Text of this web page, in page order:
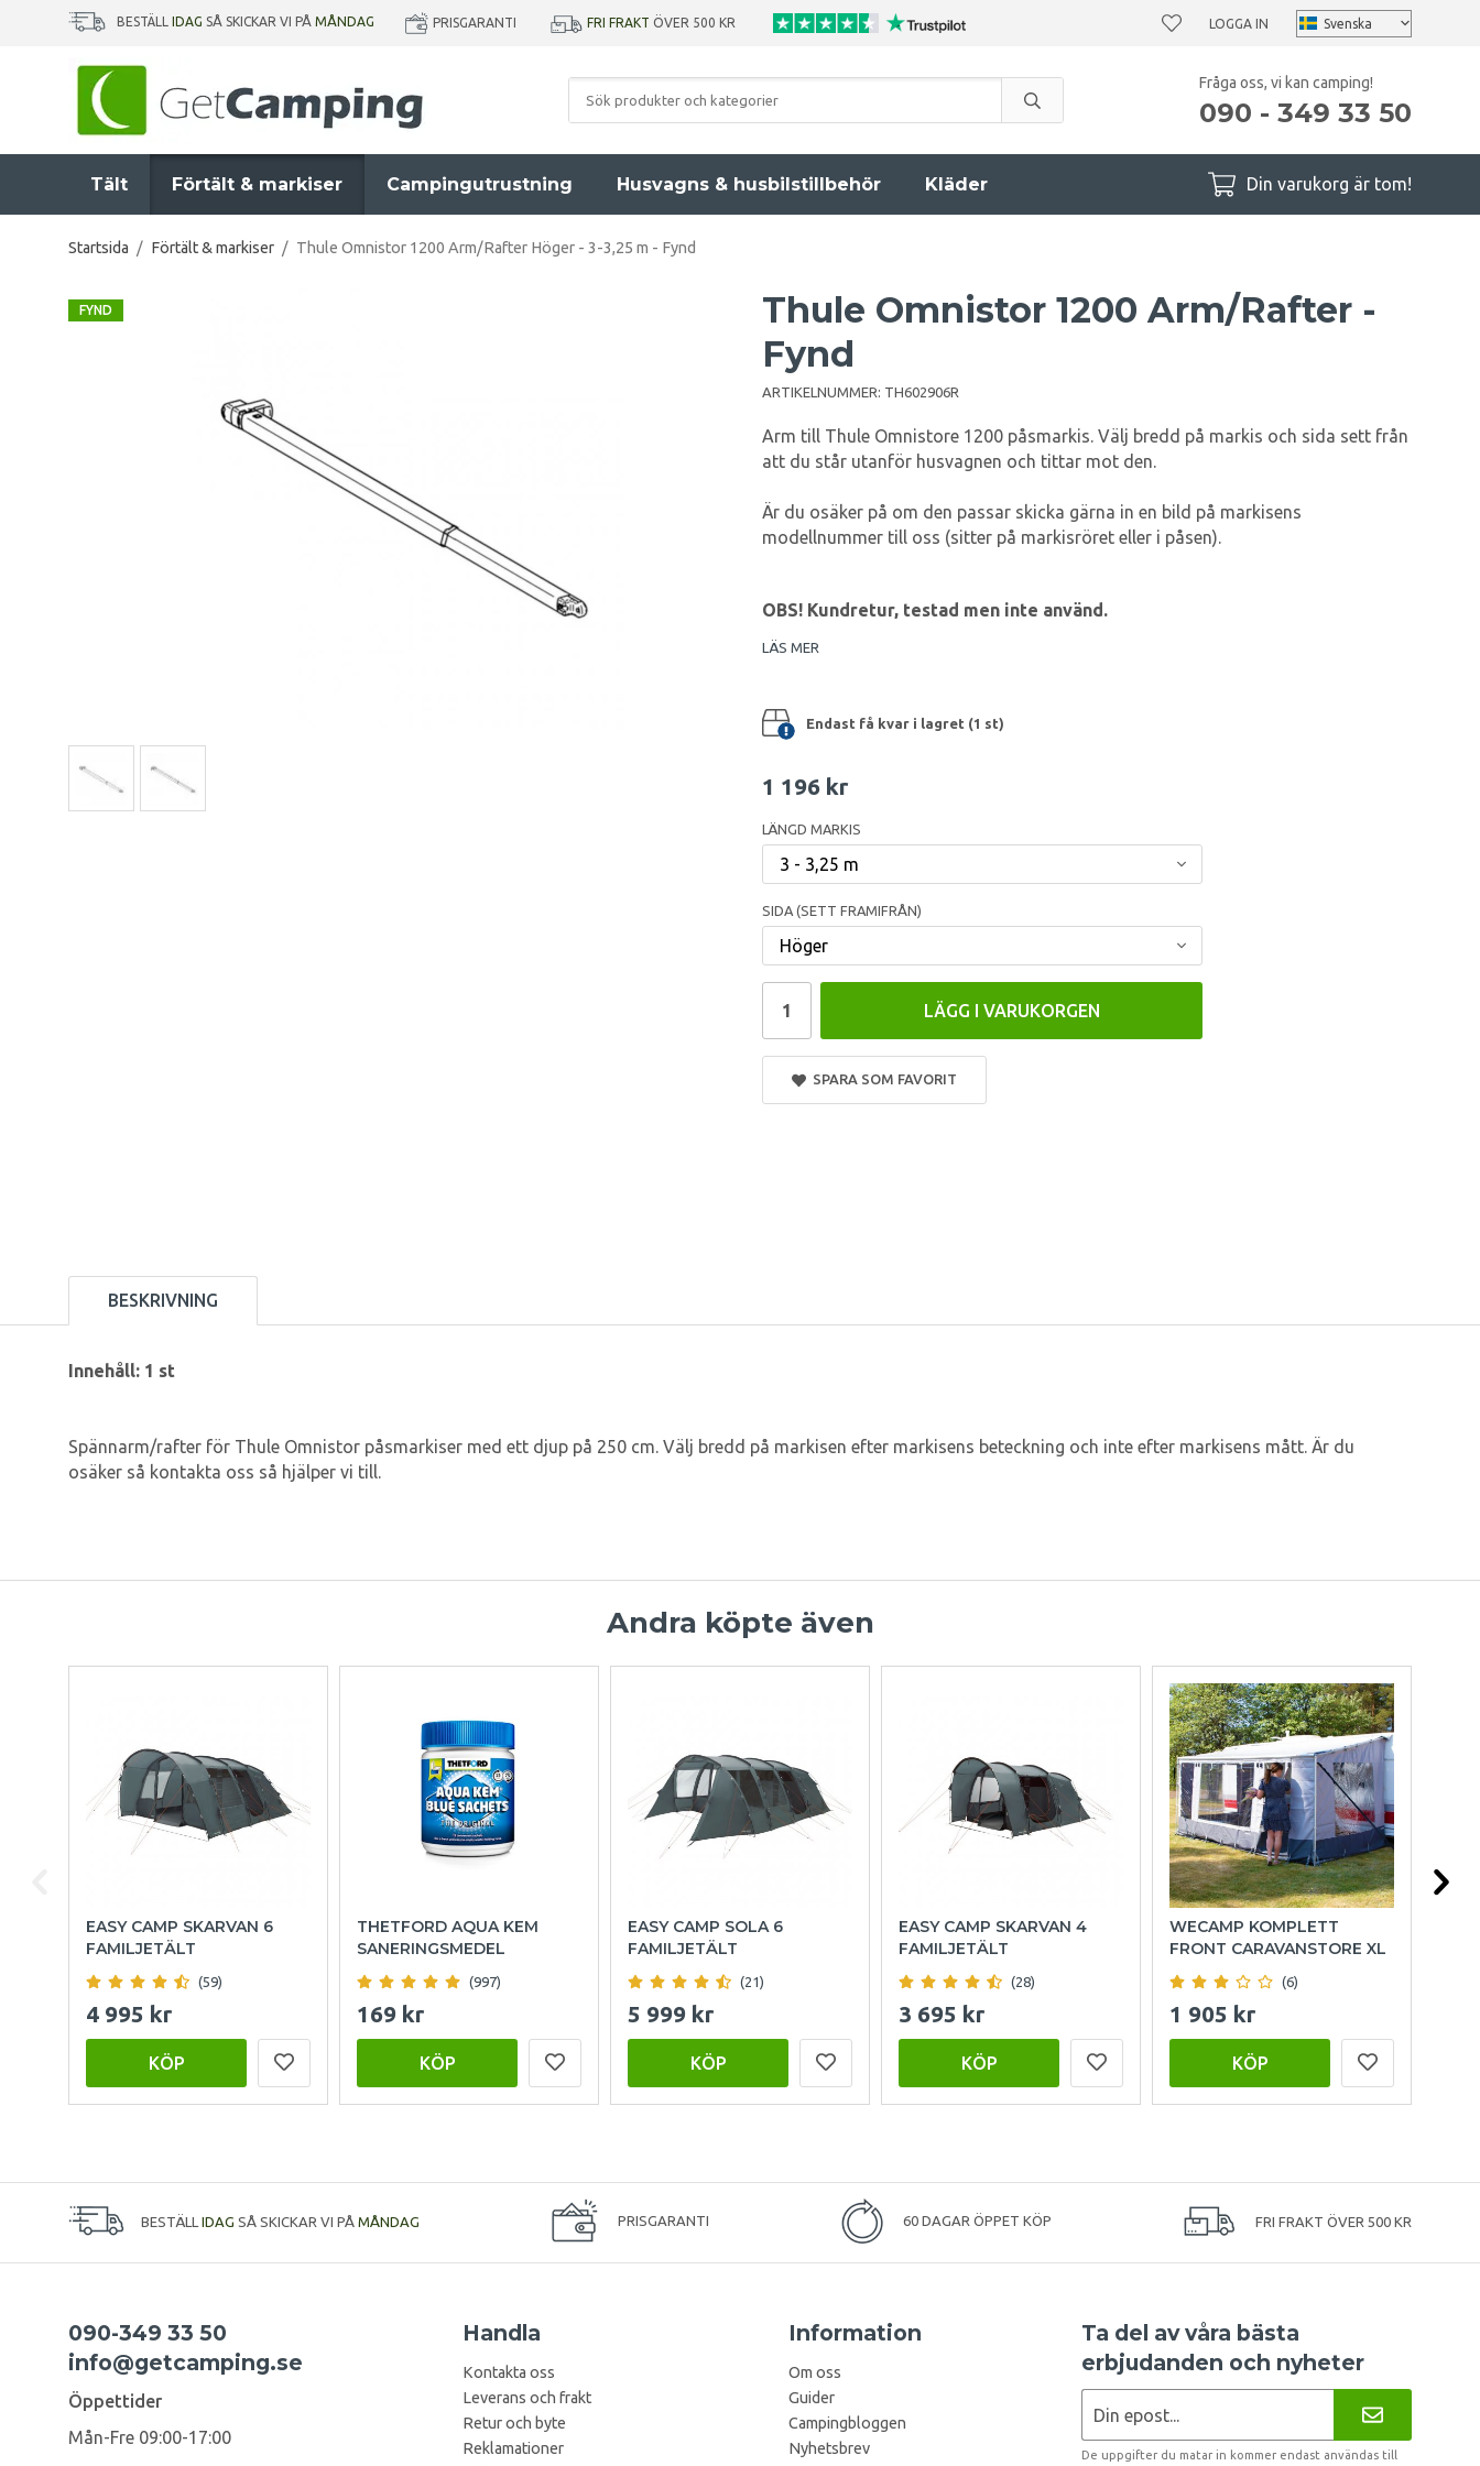
BESTÄLL IDAG SÅ SKICKAR VI PÅ MÅNDAG PRISGARANTI FRI FRAKT ÖVER 500 KR LOGGA IN
Fråga oss, vi kan camping!
090 - 349 33 50
Tält Förtält & markiser Campingutrustning Husvagns & husbilstillbehör Kläder Din varukorg är tom!
Startsida / Förtält & markiser / Thule Omnistor 1200 Arm/Rafter Höger - 3-3,25 m - Fynd
FYND
Thule Omnistor 1200 Arm/Rafter -
Fynd
ARTIKELNUMMER: TH602906R
Arm till Thule Omnistore 1200 påsmarkis. Välj bredd på markis och sida sett från
att du står utanför husvagnen och tittar mot den.
Är du osäker på om den passar skicka gärna in en bild på markisens
modellnummer till oss (sitter på markisröret eller i påsen).
OBS! Kundretur, testad men inte använd.
LÄS MER
Endast få kvar i lagret (1 st)
1 196 kr
LÄNGD MARKIS
SIDA (SETT FRAMIFRÅN)
LÄGG I VARUKORGEN
SPARA SOM FAVORIT
BESKRIVNING
Innehåll: 1 st
Spännarm/rafter för Thule Omnistor påsmarkiser med ett djup på 250 cm. Välj bredd på markisen efter markisens beteckning och inte efter markisens mått. Är du
osäker så kontakta oss så hjälper vi till.
Andra köpte även
EASY CAMP SKARVAN 6
FAMILJETÄLT
(59)
4 995 kr
KÖP
THETFORD AQUA KEM
SANERINGSMEDEL
(997)
169 kr
KÖP
EASY CAMP SOLA 6
FAMILJETÄLT
(21)
5 999 kr
KÖP
EASY CAMP SKARVAN 4
FAMILJETÄLT
(28)
3 695 kr
KÖP
WECAMP KOMPLETT
FRONT CARAVANSTORE XL
(6)
1 905 kr
KÖP
BESTÄLL IDAG SÅ SKICKAR VI PÅ MÅNDAG PRISGARANTI 60 DAGAR ÖPPET KÖP FRI FRAKT ÖVER 500 KR
090-349 33 50
info@getcamping.se
Öppettider
Mån-Fre 09:00-17:00
Handla
Kontakta oss
Leverans och frakt
Retur och byte
Reklamationer
Information
Om oss
Guider
Campingbloggen
Nyhetsbrev
Ta del av våra bästa
erbjudanden och nyheter
De uppgifter du matar in kommer endast användas till